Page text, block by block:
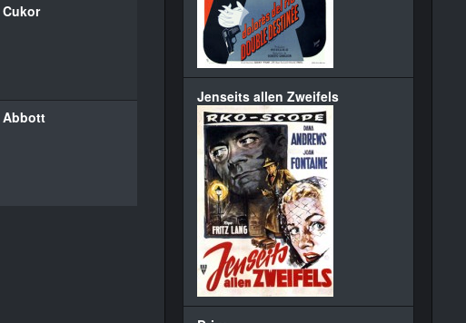
Abbott
Jenseits allen Zweifels